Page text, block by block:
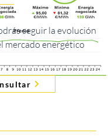
seguir la evolución
mercado energético